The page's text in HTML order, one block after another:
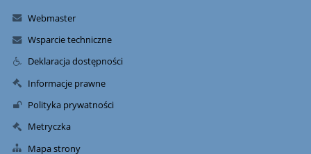
Webmaster
Wsparcie techniczne
Deklaracja dostępności
Informacje prawne
Polityka prywatności
Metryczka
Mapa strony